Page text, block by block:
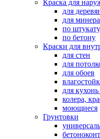
Краска для
для
для
по
по бетону
Краски для
для стен
для
для обоев
для
колера,
моющиеся
Грунтовки